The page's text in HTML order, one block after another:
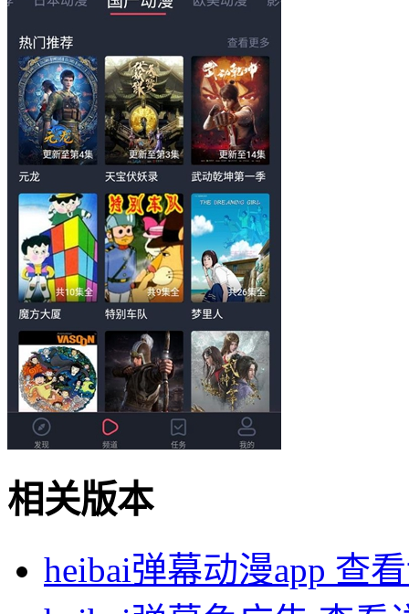
相关版本
heibai弹幕动漫app 查